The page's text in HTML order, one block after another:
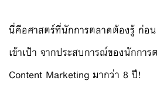
นี่คือศาสตร์ที่นักการตลาดต้องรู้ ก่อ
เข้าเป้า จากประสบการณ์ของนักการ
Content Marketing มากว่า 8 ปี!